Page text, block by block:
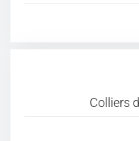
Colliers